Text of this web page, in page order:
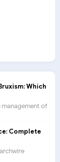
Which
management of
Complete